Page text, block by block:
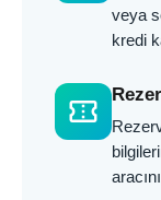
veya
kredi
confirmation_number